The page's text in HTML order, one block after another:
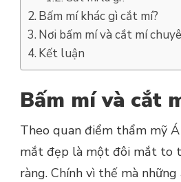
Bấm mí khác gì cắt mí?
Nơi bấm mí và cắt mí
Kết luận
Bấm mí và cắt
Theo quan điểm thẩm mỹ
mắt đẹp là một đôi mắt to
ràng. Chính vì thế mà